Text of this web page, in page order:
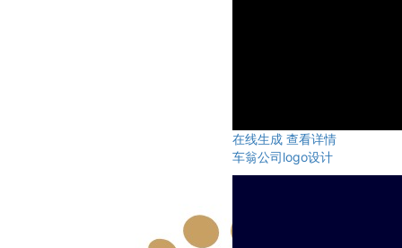
在线生成 查看详情
车翁公司logo设计